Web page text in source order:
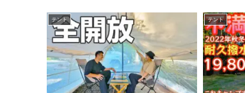
テント テント